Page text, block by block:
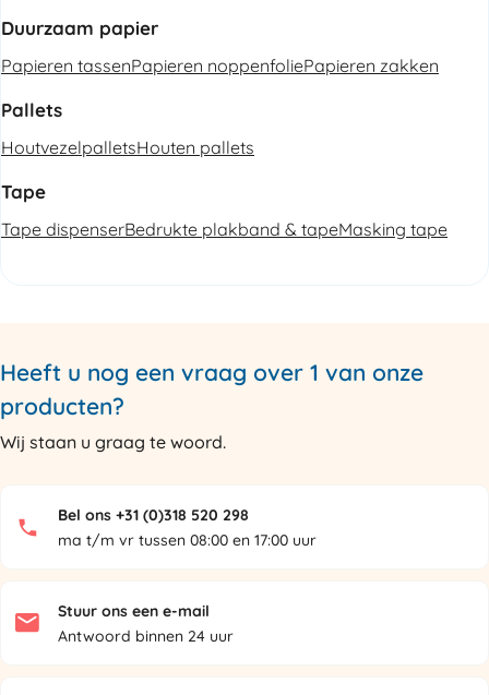
Duurzaam papier
Papieren tassenPapieren noppenfoliePapieren zakken
Pallets
HoutvezelpalletsHouten pallets
Tape
Tape dispenserBedrukte plakband & tapeMasking tape
Heeft u nog een vraag over 1 van onze
producten?
Wij staan u graag te woord.
Bel ons +31 (0)318 520 298
ma t/m vr tussen 08:00 en 17:00 uur
Stuur ons een e-mail
Antwoord binnen 24 uur